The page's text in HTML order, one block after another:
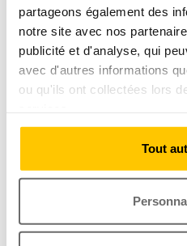
partageons également des
notre site avec nos
publicité et d'analyse, qui
avec d'autres informations
ou qu'ils ont collectées lors
Tout